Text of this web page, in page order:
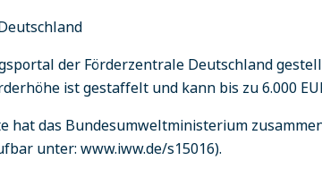
der Förderzentrale Deutschland
ist gestaffelt und kann bis zu 6.000
hat das Bundesumweltministerium
unter: www.iww.de/s15016).